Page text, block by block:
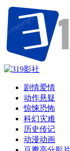
剧情爱情
动作悬疑
惊悚恐怖
科幻灾难
历史传记
动漫动画